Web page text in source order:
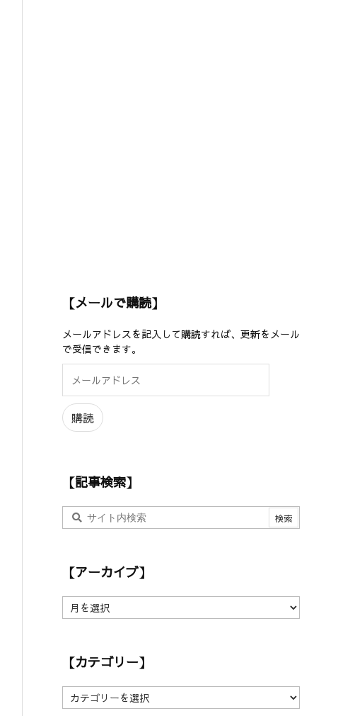
【メールで購読】
メールアドレスを記入して購読すれば、更新をメール
で受信できます。
ル
ア
ド
購読
【記事検索】
【アーカイブ】
ア
イ
】
【カテゴリー】
【
カ